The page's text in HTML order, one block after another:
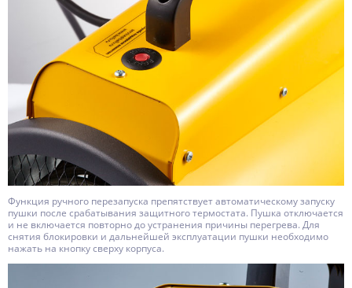
Функция ручного перезапуска препятствует автоматическому запуску
пушки после срабатывания защитного термостата. Пушка отключается
и не включается повторно до устранения причины перегрева. Для
снятия блокировки и дальнейшей эксплуатации пушки необходимо
нажать на кнопку сверху корпуса.